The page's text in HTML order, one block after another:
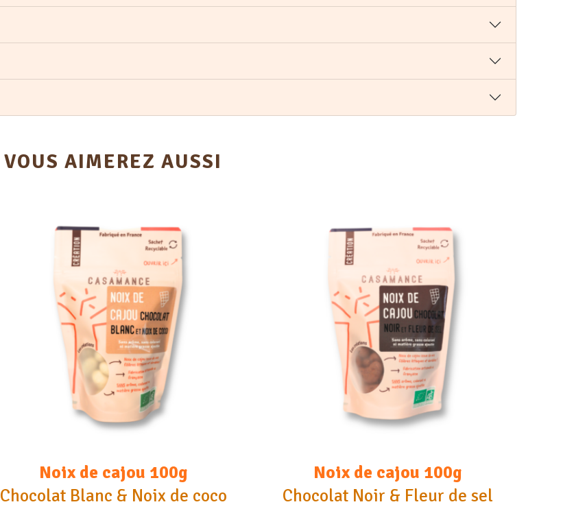
VOUS AIMEREZ AUSSI
Noix de cajou 100g
Chocolat Blanc & Noix de coco
Noix de cajou 100g
Chocolat Noir & Fleur de sel